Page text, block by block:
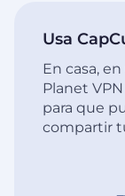
Usa
En casa,
Planet
para que
compartir